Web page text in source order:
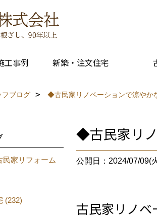
工事例 新築・注文住宅
フブログ ◆古民家リノベーションで涼やか
◆古民家リ
公開日：2024/07/09(
古民家リノベ
家リフォーム
(232)